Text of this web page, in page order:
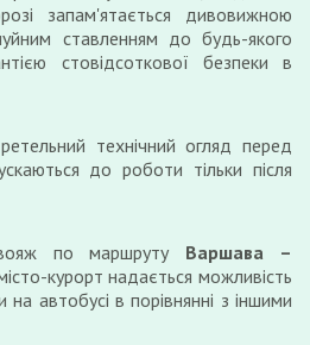
запам'ятається дивовижною
ставленням до будь-якого
стовідсоткової безпеки в
технічний огляд перед
до роботи тільки після
по маршруту Варшава –
курорт надається можливість
на автобусі в порівнянні з іншими